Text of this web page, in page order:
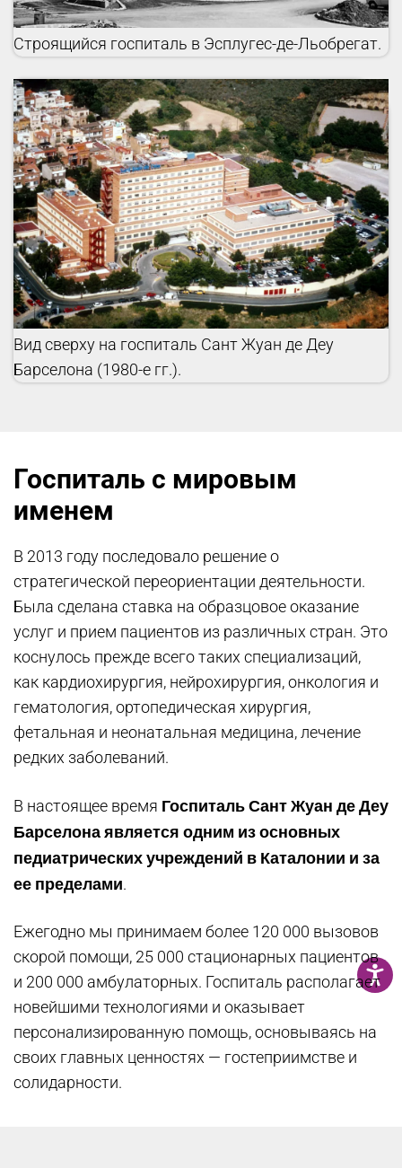
Строящийся госпиталь в Эсплугес-де-Льобрегат.
Вид сверху на госпиталь Сант Жуан де Деу
Барселона (1980-е гг.).
Госпиталь с мировым
именем
В 2013 году последовало решение о
стратегической переориентации деятельности.
Была сделана ставка на образцовое оказание
услуг и прием пациентов из различных стран. Это
коснулось прежде всего таких специализаций,
как кардиохирургия, нейрохирургия, онкология и
гематология, ортопедическая хирургия,
фетальная и неонатальная медицина, лечение
редких заболеваний.
В настоящее время Госпиталь Сант Жуан де Деу
Барселона является одним из основных
педиатрических учреждений в Каталонии и за
ее пределами.
Ежегодно мы принимаем более 120 000 вызовов
скорой помощи, 25 000 стационарных пациентов
и 200 000 амбулаторных. Госпиталь располагает
новейшими технологиями и оказывает
персонализированную помощь, основываясь на
своих главных ценностях — гостеприимстве и
солидарности.